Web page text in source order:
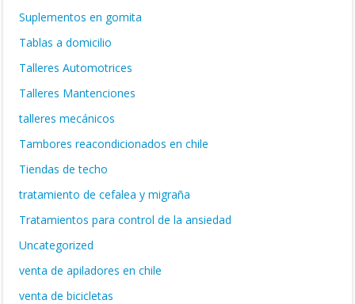
Suplementos en gomita
Tablas a domicilio
Talleres Automotrices
Talleres Mantenciones
talleres mecánicos
Tambores reacondicionados en chile
Tiendas de techo
tratamiento de cefalea y migraña
Tratamientos para control de la ansiedad
Uncategorized
venta de apiladores en chile
venta de bicicletas